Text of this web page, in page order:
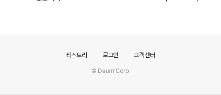
티스토리 로그인 고객센터
© Daum Corp.